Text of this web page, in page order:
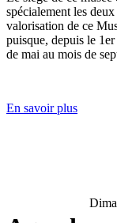
spécialement les
valorisation de ce
puisque, depuis le
de mai au mois de
En savoir plus